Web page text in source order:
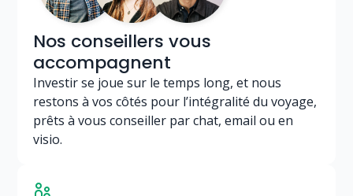
Nos conseillers vous
accompagnent
Investir se joue sur le temps long, et nous
restons à vos côtés pour l’intégralité du voyage,
prêts à vous conseiller par chat, email ou en
visio.